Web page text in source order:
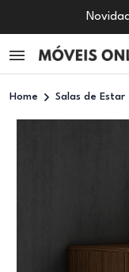
Home Salas de Estar